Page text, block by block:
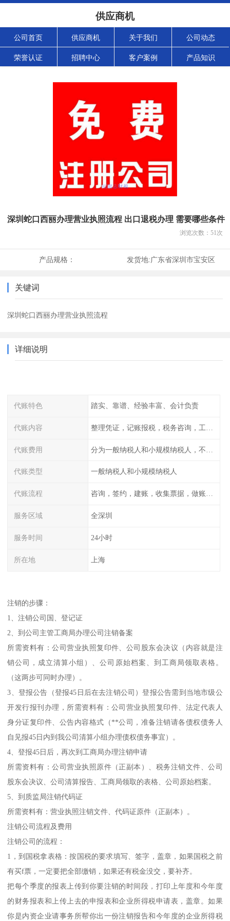
供应商机
公司首页 供应商机 关于我们 公司动态
荣誉认证 招聘中心 客户案例 产品知识
深圳蛇口西丽办理营业执照流程 出口退税办理 需要哪些条件
浏览次数： 51次
产品规格： 发货地:广东省深圳市宝安区
关键词
深圳蛇口西丽办理营业执照流程
详细说明
代账特色 踏实、靠谱、经验丰富、会计负责
代账内容
代账费用
代账类型 一般纳税人和小规模纳税人
代账流程 咨询，签约，建账，收集票据，做账，报税
服务区域 全深圳
服务时间 24小时
所在地 上海
注销的步骤：
1、注销公司国、登记证
2、到公司主管工商局办理公司注销备案
所需资料有：公司营业执照复印件、公司股东会决议（内容就是注
销公司，成立清算小组）、公司原始档案、到工商局领取表格。
（这两步可同时办理）。
3、登报公告（登报45日后在去注销公司）登报公告需到当地市级公
开发行报刊办理，所需资料有：公司营业执照复印件、法定代表人
身分证复印件、公告内容格式（**公司，准备注销请各债权债务人
自见报45日内到我公司清算小组办理债权债务事宜）。
4、登报45日后，再次到工商局办理注销申请
所需资料有：公司营业执照原件（正副本）、税务注销文件、公司
股东会决议、公司清算报告、工商局领取的表格、公司原始档案。
5、到质监局注销代码证
所需资料有：营业执照注销文件、代码证原件（正副本）。
注销公司流程及费用
注销公司的流程：
1，到国税拿表格：按国税的要求填写、签字，盖章，如果国税之前
有买f票，一定要把全部缴销，如果还有税金没交，要补齐。
把每个季度的报表上传到你要注销的时间段，打印上年度和今年度
的财务报表和上传上去的申报表和企业所得税申请表，盖章。如果
你是内资企业请事务所帮你出一份注销报告和今年度的企业所得税